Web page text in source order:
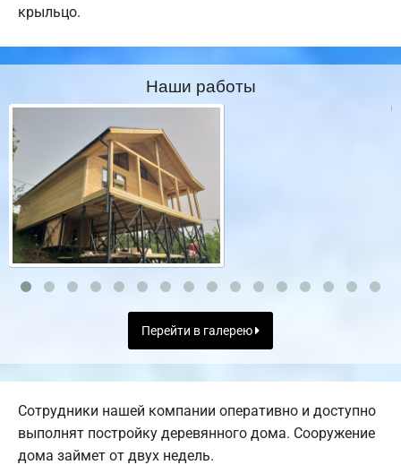
крыльцо.
Наши работы
Перейти в галерею
Сотрудники нашей компании оперативно и доступно
выполнят постройку деревянного дома. Сооружение
дома займет от двух недель.